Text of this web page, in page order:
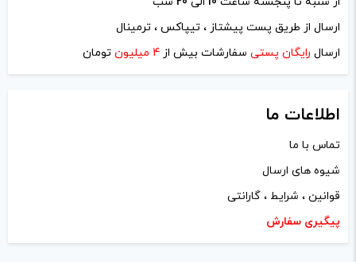
در نظر داشته باشید هدف نهایی از ارائه‌ی نظر درباره‌ی کالا
ارائه‌ی اطلاعات مشخص و دقیق برای راهنمایی سایر کاربران در
فرآیند خرید یک محصول توسط ایشان است.
«پرسش و پاسخ» مطرح کنید.
کیفیت ساخت:
کارایی:
ک
پ
پ
ارسال از طریق پست پیشتاز ، تیپاکس ، ترمینال
ارسال رایگان پستی سفارشات بیش از 4 میلیون تومان
اطلاعات ما
تماس با ما
شیوه های ارسال
قوانین ، شرایط ، گارانتی
پیگیری سفارش